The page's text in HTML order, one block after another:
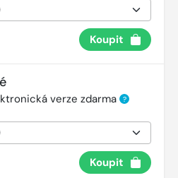
Koupit
verze zdarma ?
Koupit